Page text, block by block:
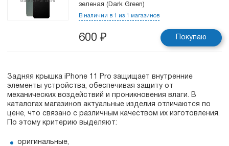
зеленая (Dark Green)
В наличии в 1 из 1 магазинов
600 ₽ Покупаю
Задняя крышка iPhone 11 Pro защищает внутренние
элементы устройства, обеспечивая защиту от
механических воздействий и проникновения влаги. В
каталогах магазинов актуальные изделия отличаются по
цене, что связано с различным качеством их изготовления.
По этому критерию выделяют:
оригинальные,